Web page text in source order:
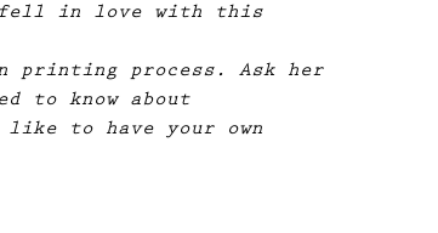
fell in love with this
printing process. Ask her
to know about
to have your own